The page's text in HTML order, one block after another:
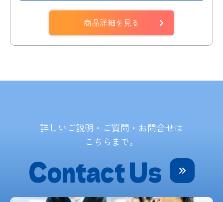
商品詳細を見る
詳しいご説明・ご質問・お問合せは
こちらまで。
Contact Us